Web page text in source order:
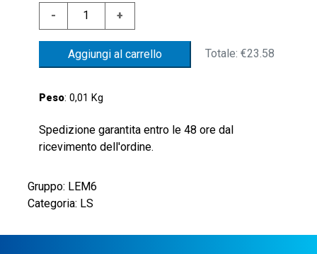
-
LIVEL.FL.1/8"G
NYLON
CONT.NC
GALL.NBR
+
Aggiungi al carrello Totale:€23.58
Peso: 0,01 Kg
Spedizione garantita entro le 48 ore dal
ricevimento dell'ordine.
Gruppo: LEM6
Categoria: LS